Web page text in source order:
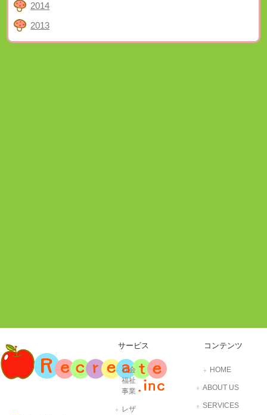
2014
2013
サービス
社会
福祉
事業
レザ
コンテンツ
HOME
ABOUT US
SERVICES